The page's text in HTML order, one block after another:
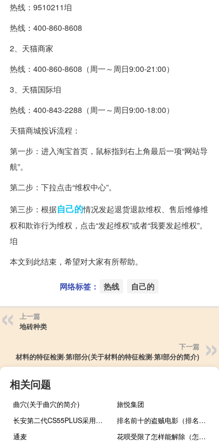
热线：9510211垍
热线：400-860-8608
2、天猫商家
热线：400-860-8608（周一～周日9:00-21:00）
3、天猫国际垍
热线：400-843-2288（周一～周日9:00-18:00）
天猫商城投诉流程：
第一步：进入淘宝首页，鼠标指到右上角最后一项“网站导
航”。
第二步：下拉点击“维权中心”。
第三步：根据自己的情况发起退货退款维权、售后维修维
权和欺诈行为维权，点击“发起维权”或者“我要发起维权”。
垍
本文到此结束，希望对大家有所帮助。
网络标签： 热线 自己的
上一篇
地砖种类
下一篇
材料的特征检测·第Ⅰ部分(关于材料的特征检测·第Ⅰ部分的简介)
相关问题
曲穴(关于曲穴的简介)
旅悦集团
长安第二代CS55PLUS采用来源于长安概念车御岳生命动感的设计语言
排名前十的盗贼电影（排名前十的盗墓小说）
通麦
花呗受限了怎样能解除（怎样才能快速的解除花呗限制使用）